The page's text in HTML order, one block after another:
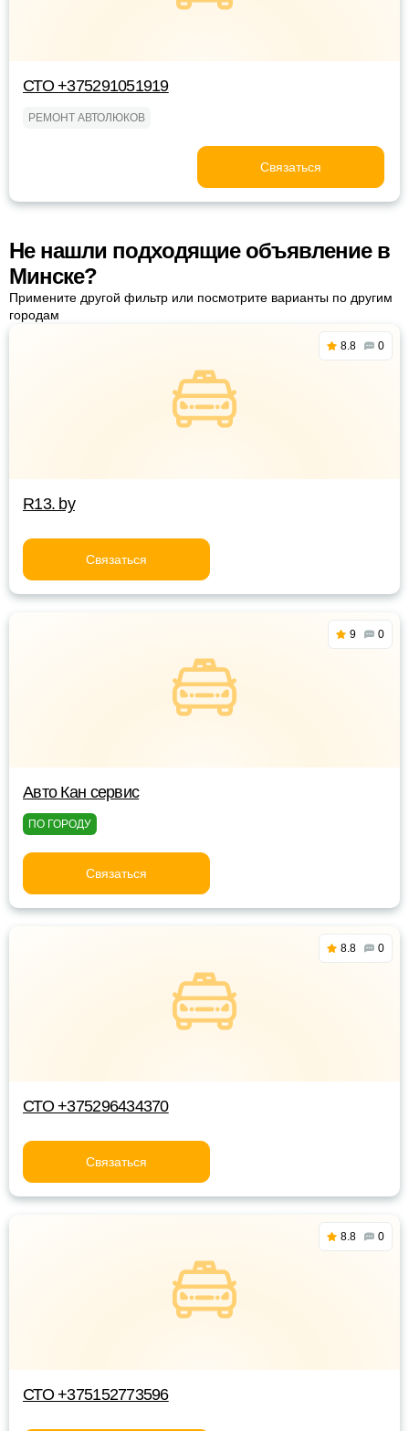
СТО +375291051919
РЕМОНТ АВТОЛЮКОВ
Связаться
Не нашли подходящие объявление в
Минске?
Примените другой фильтр или посмотрите варианты по другим
городам
8.8 0
R13. by
Связаться
9 0
Авто Кан сервис
ПО ГОРОДУ
Связаться
8.8 0
СТО +375296434370
Связаться
8.8 0
СТО +375152773596